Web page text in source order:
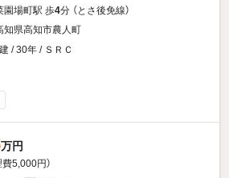
園場町駅 歩4分 （とさ後免線）
知県高知市農人町
/ 30年 / ＳＲＣ
万円
費5,000円）